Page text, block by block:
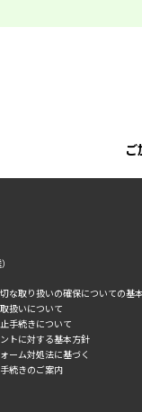
な取り扱いの確保についての基
扱いについて
手続きについて
トに対する基本方針
ーム対処法に基づく
続きのご案内